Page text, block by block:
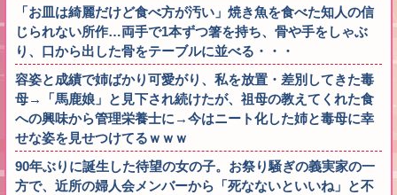
「お皿は綺麗だけど食べ方が汚い」焼き魚を食べた知人の信
じられない所作…両手で1本ずつ箸を持ち、骨や手をしゃぶ
り、口から出した骨をテーブルに並べる・・・
容姿と成績で姉ばかり可愛がり、私を放置・差別してきた毒
母→「馬鹿娘」と見下され続けたが、祖母の教えてくれた食
への興味から管理栄養士に→今はニート化した姉と毒母に幸
せな姿を見せつけてるｗｗｗ
90年ぶりに誕生した待望の女の子。お祭り騒ぎの義実家の一
方で、近所の婦人会メンバーから「死なないといいね」と不